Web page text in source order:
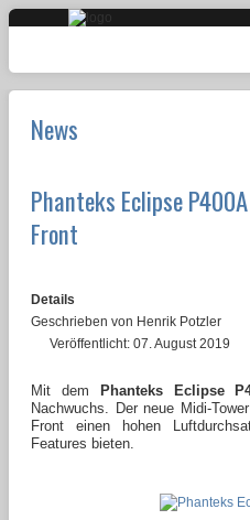
News
Phanteks Eclipse
Front
Details
Geschrieben von Henrik Potzler
Veröffentlicht: 07. August 2019
Mit dem Phanteks Eclipse
Nachwuchs. Der neue Midi-
Front einen hohen
Features bieten.